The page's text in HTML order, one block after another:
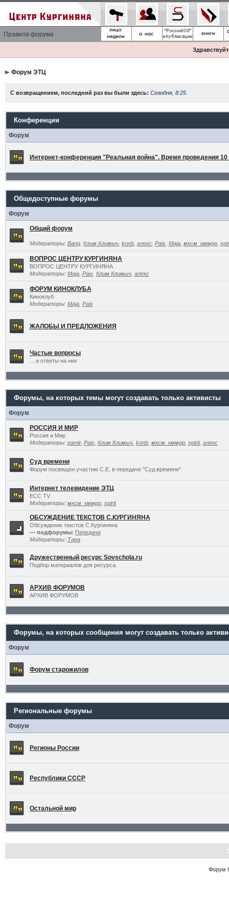
Правила форума
Форум ЭТЦ
С возвращением, последний раз вы были здесь: Сегодня, 8:25
Конференции
Форум
Интернет-конференция "Реальная война". Время проведения 10
Общедоступные форумы
Форум
Общий форум
Модераторы: Bang, Клим Климыч, konb, алекс, Paix, Maja, мксм_кммрр,
ВОПРОС ЦЕНТРУ КУРГИНЯНА
ВОПРОС ЦЕНТРУ КУРГИНЯНА
Модераторы: Maja, Paix, Клим Климыч, алекс
ФОРУМ КИНОКЛУБА
Киноклуб
Модераторы: Maja, Paix
ЖАЛОБЫ И ПРЕДЛОЖЕНИЯ
Частые вопросы
... и ответы на них
Форумы, на которых темы могут создавать только активисты
Форум
РОССИЯ И МИР
Россия и Мир
Модераторы: pamir, Paix, Клим Климыч, konb, мксм_кммрр, spirit, алекс
Суд времени
Форум посвящён участию С.Е. в передаче "Суд времени".
Интернет телевидение ЭТЦ
ECC TV
Модераторы: мксм_кммрр, spirit
ОБСУЖДЕНИЕ ТЕКСТОВ С.КУРГИНЯНА
Обсуждение текстов С.Кургиняна
— подфорумы: Передачи
Модераторы: Тара
Дружественный ресурс Sovschola.ru
Подбор материалов для ресурса.
АРХИВ ФОРУМОВ
АРХИВ ФОРУМОВ
Форумы, на которых сообщения могут создавать только
Форум
Форум старожилов
Региональные форумы
Форум
Регионы России
Республики СССР
Остальной мир
Форум